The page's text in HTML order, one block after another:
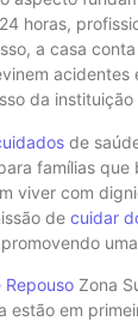
horas,
a casa
acidentes
da
de
famílias
viver com
de cuidar
Repouso Zona
estão em